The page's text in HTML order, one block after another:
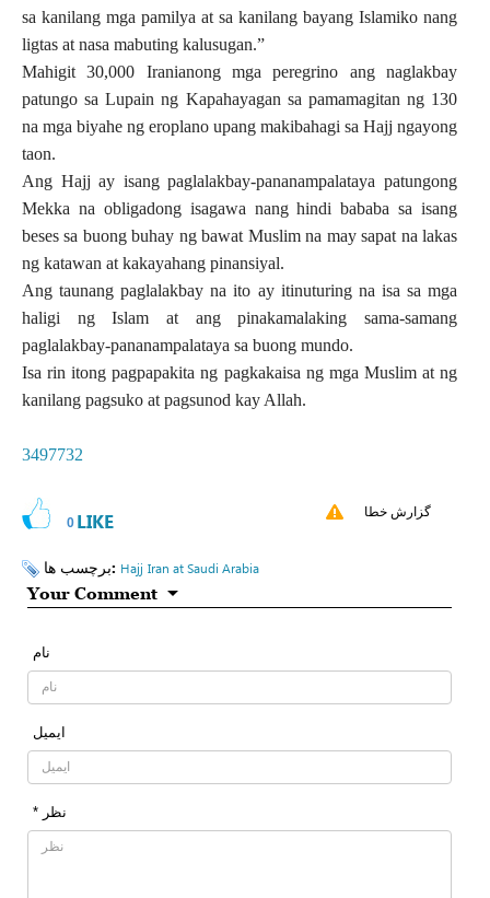
sa kanilang mga pamilya at sa kanilang bayang Islamiko nang
ligtas at nasa mabuting kalusugan.”
Mahigit 30,000 Iranianong mga peregrino ang naglakbay
patungo sa Lupain ng Kapahayagan sa pamamagitan ng 130
na mga biyahe ng eroplano upang makibahagi sa Hajj ngayong
taon.
Ang Hajj ay isang paglalakbay-pananampalataya patungong
Mekka na obligadong isagawa nang hindi bababa sa isang
beses sa buong buhay ng bawat Muslim na may sapat na lakas
ng katawan at kakayahang pinansiyal.
Ang taunang paglalakbay na ito ay itinuturing na isa sa mga
haligi ng Islam at ang pinakamalaking sama-samang
paglalakbay-pananampalataya sa buong mundo.
Isa rin itong pagpapakita ng pagkakaisa ng mga Muslim at ng
kanilang pagsuko at pagsunod kay Allah.
3497732
0 LIKE گزارش خطا
برچسب ها: Hajj Iran at Saudi Arabia
Your Comment
نام
ایمیل
* نظر